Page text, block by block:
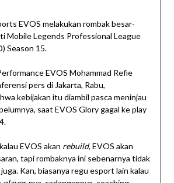
EVOS melakukan rombak besar-
Mobile Legends Professional League
Season 15.
EVOS Mohammad Refie
pers di Jakarta, Rabu,
kebijakan itu diambil pasca meninjau
saat EVOS Glory gagal ke play
EVOS akan rebuild, EVOS akan
tapi rombaknya ini sebenarnya tidak
juga. Kan, biasanya regu esport lain kalau